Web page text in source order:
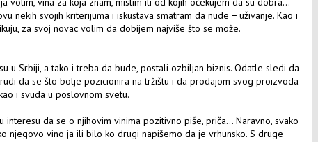
nekih svojih kriterijuma i iskustava smatram da nude − uživanje. Kao i
za svoj novac volim da dobijem najviše što se može.
u Srbiji, a tako i treba da bude, postali ozbiljan biznis. Odatle sledi da
da se što bolje pozicionira na tržištu i da prodajom svog proizvoda
i svuda u poslovnom svetu.
interesu da se o njihovim vinima pozitivno piše, priča... Naravno, svako
njegovo vino ja ili bilo ko drugi napišemo da je vrhunsko. S druge